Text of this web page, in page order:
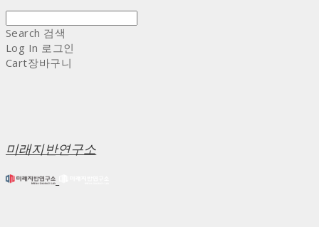
Search 검색
Log In 로그인
Cart장바구니
미래지반연구소